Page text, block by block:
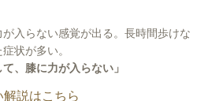
入らない感覚が出る。長時間歩けな
状が多い。
、膝に力が入らない」
説はこちら